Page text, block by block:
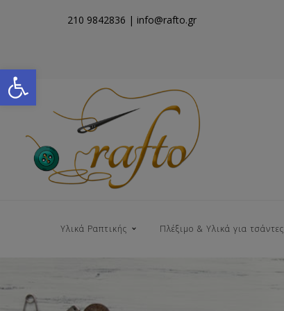
Open toolbar
210 9842836 | info@rafto.gr
Υλικά Ραπτικής Πλέξιμο & Υλικά για τσάντες